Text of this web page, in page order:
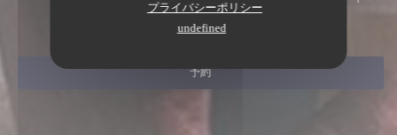
プライバシーポリシー
undefined
PARIS
予約